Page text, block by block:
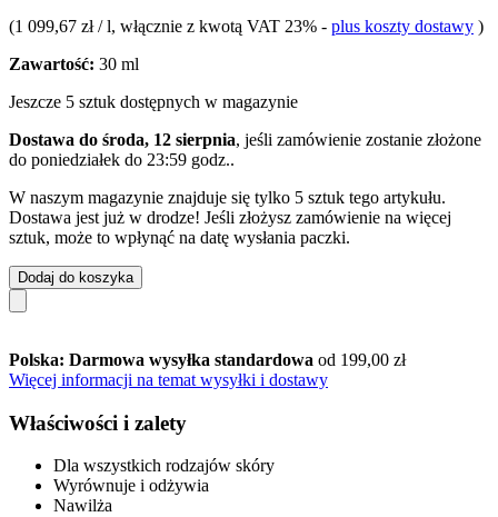
(1 099,67 zł / l, włącznie z kwotą VAT 23% - plus koszty dostawy )
Zawartość: 30 ml
Jeszcze 5 sztuk dostępnych w magazynie
Dostawa do środa, 12 sierpnia, jeśli zamówienie zostanie złożone
do poniedziałek do 23:59 godz..
W naszym magazynie znajduje się tylko 5 sztuk tego artykułu.
Dostawa jest już w drodze! Jeśli złożysz zamówienie na więcej
sztuk, może to wpłynąć na datę wysłania paczki.
Dodaj do koszyka
Polska: Darmowa wysyłka standardowa od 199,00 zł
Więcej informacji na temat wysyłki i dostawy
Właściwości i zalety
Dla wszystkich rodzajów skóry
Wyrównuje i odżywia
Nawilża